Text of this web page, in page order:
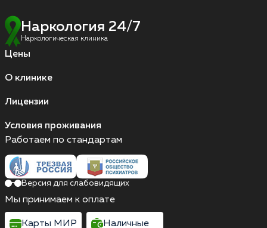
Наркология 24/7
Наркологическая клиника
Цены
О клинике
Лицензии
Условия проживания
Работаем по стандартам
Версия для слабовидящих
Мы принимаем к оплате
Карты МИР Наличные